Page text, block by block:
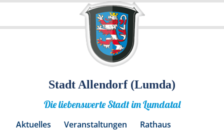
Stadt Allendorf (Lumda)
Die liebenswerte Stadt im Lumdatal
Aktuelles Veranstaltungen
Rathaus